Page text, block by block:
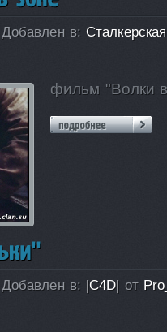
Добавлен в:
фильм "Волки
Добавлен в: |C4D| от